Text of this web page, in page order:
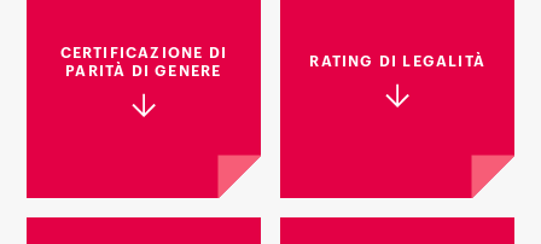
CERTIFICAZIONE DI
PARITÀ DI GENERE
RATING DI LEGALITÀ